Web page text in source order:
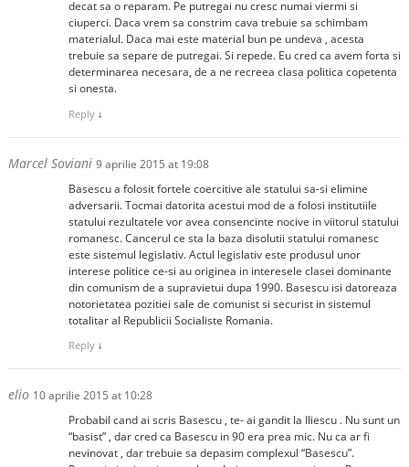
decat sa o reparam. Pe putregai nu cresc numai viermi si
ciuperci. Daca vrem sa constrim cava trebuie sa schimbam
materialul. Daca mai este material bun pe undeva , acesta
trebuie sa separe de putregai. Si repede. Eu cred ca avem forta si
determinarea necesara, de a ne recreea clasa politica copetenta
si onesta.
Reply ↓
Marcel Soviani 9 aprilie 2015 at 19:08
Basescu a folosit fortele coercitive ale statului sa-si elimine
adversarii. Tocmai datorita acestui mod de a folosi institutiile
statului rezultatele vor avea consencinte nocive in viitorul statului
romanesc. Cancerul ce sta la baza disolutii statului romanesc
este sistemul legislativ. Actul legislativ este produsul unor
interese politice ce-si au originea in interesele clasei dominante
din comunism de a supravietui dupa 1990. Basescu isi datoreaza
notorietatea pozitiei sale de comunist si securist in sistemul
totalitar al Republicii Socialiste Romania.
Reply ↓
elio 10 aprilie 2015 at 10:28
Probabil cand ai scris Basescu , te- ai gandit la Iliescu . Nu sunt un
“basist” , dar cred ca Basescu in 90 era prea mic. Nu ca ar fi
nevinovat , dar trebuie sa depasim complexul “Basescu”.